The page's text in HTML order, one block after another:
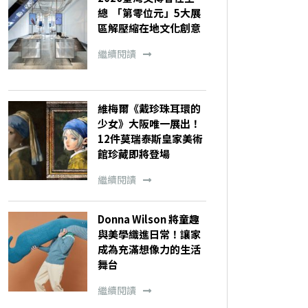
總 「第零位元」5大展
區解壓縮在地文化創意
繼續閱讀
維梅爾《戴珍珠耳環的
少女》大阪唯一展出！
12件莫瑞泰斯皇家美術
館珍藏即將登場
繼續閱讀
Donna Wilson 將童趣
與美學織進日常！讓家
成為充滿想像力的生活
舞台
繼續閱讀